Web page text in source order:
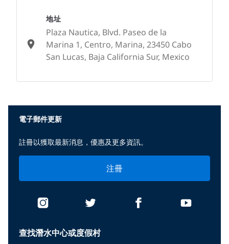
地址
Plaza Nautica, Blvd. Paseo de la
Marina 1, Centro, Marina, 23450 Cabo
San Lucas, Baja California Sur, Mexico
查找潛水中心或度假村
電子郵件更新
註冊以獲取最新消息，優惠及更多資訊。
注冊